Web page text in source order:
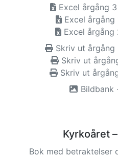
Excel årgång
Excel
Excel årgång
Skriv ut årgång
Skriv ut
Skriv ut
Bildbank
Kyrkoåret
Bok med betraktelser